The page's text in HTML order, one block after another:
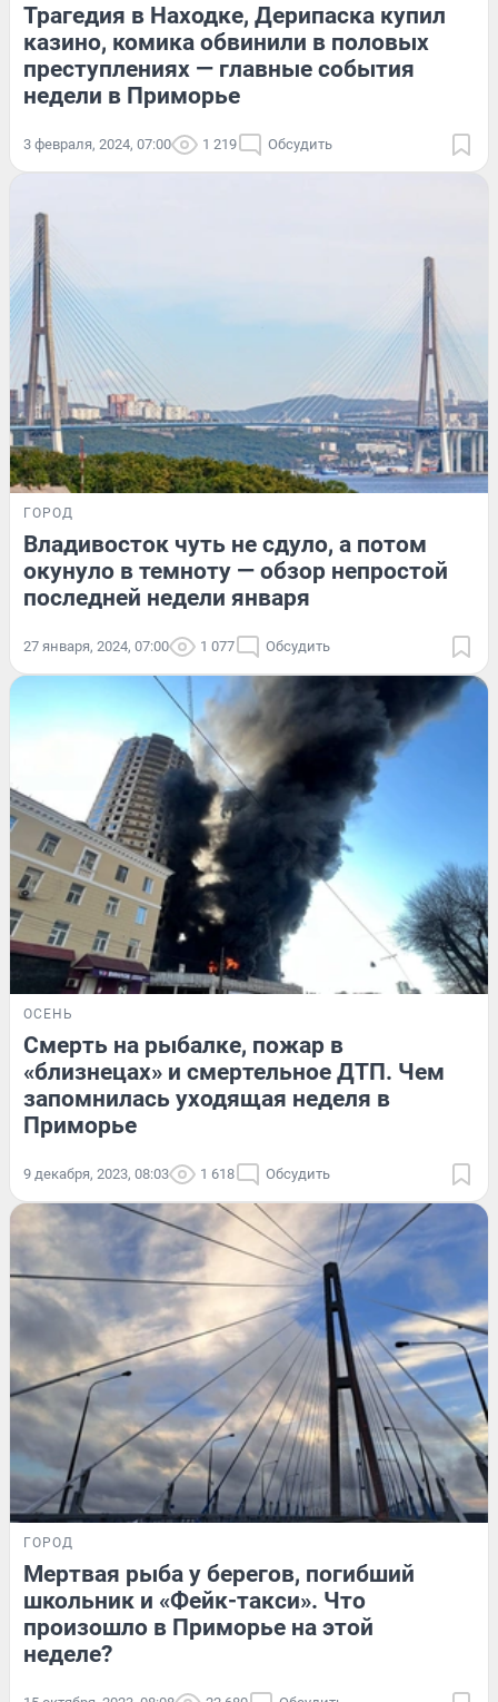
Трагедия в Находке, Дерипаска купил
казино, комика обвинили в половых
преступлениях — главные события
недели в Приморье
3 февраля, 2024, 07:00 1 219 Обсудить
ГОРОД
Владивосток чуть не сдуло, а потом
окунуло в темноту — обзор непростой
последней недели января
27 января, 2024, 07:00 1 077 Обсудить
ОСЕНЬ
Смерть на рыбалке, пожар в
«близнецах» и смертельное ДТП. Чем
запомнилась уходящая неделя в
Приморье
9 декабря, 2023, 08:03 1 618 Обсудить
ГОРОД
Мертвая рыба у берегов, погибший
школьник и «Фейк-такси». Что
произошло в Приморье на этой
неделе?